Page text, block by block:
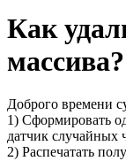
Как
массива?
Доброго времени
1) Сформировать
датчик случайных
2) Распечатать